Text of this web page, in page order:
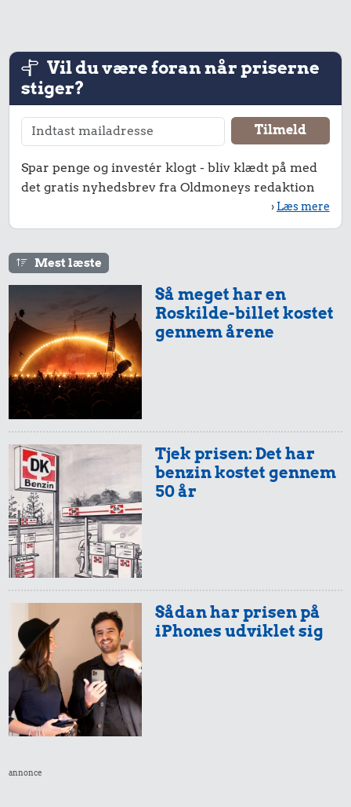
Vil du være foran når priserne
stiger?
Spar penge og investér klogt - bliv klædt på med
det gratis nyhedsbrev fra Oldmoneys redaktion
› Læs mere
Mest læste
Så meget har en
Roskilde-billet kostet
gennem årene
Tjek prisen: Det har
benzin kostet gennem
50 år
Sådan har prisen på
iPhones udviklet sig
annonce